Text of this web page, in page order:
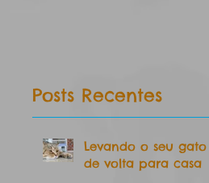
Posts Recentes
Levando o seu gato
de volta para casa